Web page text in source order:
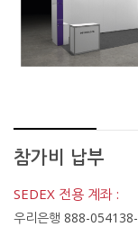
참가비 납부
SEDEX 전용 계좌 :
우리은행 888-